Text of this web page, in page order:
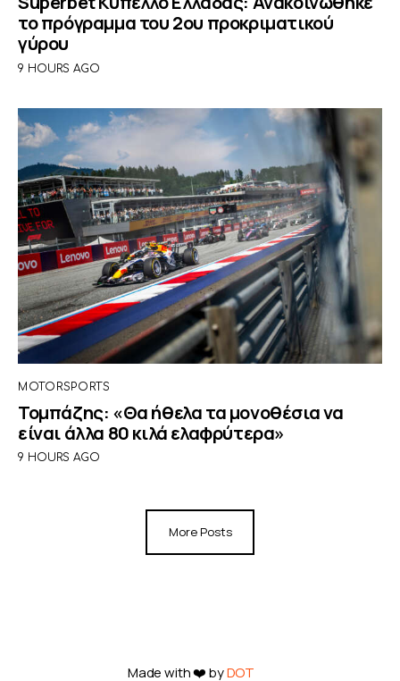
το πρόγραμμα του 2ου προκριματικού
γύρου
9 HOURS AGO
MOTORSPORTS
Τομπάζης: «Θα ήθελα τα μονοθέσια να
είναι άλλα 80 κιλά ελαφρύτερα»
9 HOURS AGO
More Posts
Made with ❤️ byDOT